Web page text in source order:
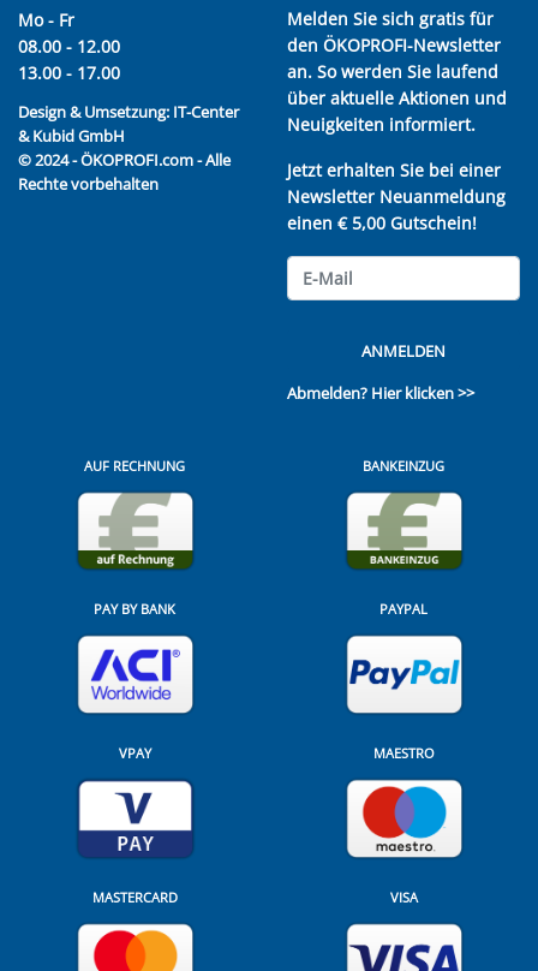
Mo - Fr
08.00 - 12.00
13.00 - 17.00
Design & Umsetzung: IT-Center
& Kubid GmbH
© 2024 - ÖKOPROFI.com - Alle
Rechte vorbehalten
Melden Sie sich gratis für
den ÖKOPROFI-Newsletter
an. So werden Sie laufend
über aktuelle Aktionen und
Neuigkeiten informiert.
Jetzt erhalten Sie bei einer
Newsletter Neuanmeldung
einen € 5,00 Gutschein!
ANMELDEN
Abmelden? Hier klicken >>
AUF RECHNUNG BANKEINZUG
PAY BY BANK PAYPAL
VPAY MAESTRO
MASTERCARD VISA